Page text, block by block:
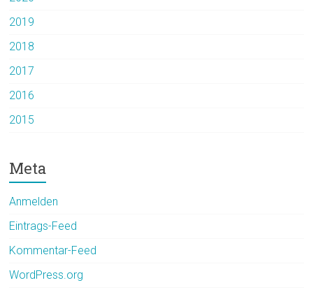
2019
2018
2017
2016
2015
Meta
Anmelden
Eintrags-Feed
Kommentar-Feed
WordPress.org